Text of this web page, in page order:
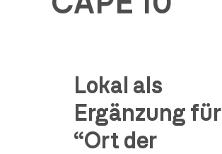
Lokal als
Ergänzung für
“Ort der